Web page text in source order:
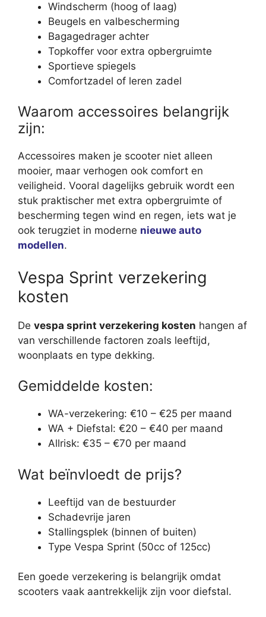
Windscherm (hoog of laag)
Beugels en valbescherming
Bagagedrager achter
Topkoffer voor extra opbergruimte
Sportieve spiegels
Comfortzadel of leren zadel
Waarom accessoires belangrijk
zijn:
Accessoires maken je scooter niet alleen
mooier, maar verhogen ook comfort en
veiligheid. Vooral dagelijks gebruik wordt een
stuk praktischer met extra opbergruimte of
bescherming tegen wind en regen, iets wat je
ook terugziet in moderne nieuwe auto
modellen.
Vespa Sprint verzekering
kosten
De vespa sprint verzekering kosten hangen af
van verschillende factoren zoals leeftijd,
woonplaats en type dekking.
Gemiddelde kosten:
WA-verzekering: €10 – €25 per maand
WA + Diefstal: €20 – €40 per maand
Allrisk: €35 – €70 per maand
Wat beïnvloedt de prijs?
Leeftijd van de bestuurder
Schadevrije jaren
Stallingsplek (binnen of buiten)
Type Vespa Sprint (50cc of 125cc)
Een goede verzekering is belangrijk omdat
scooters vaak aantrekkelijk zijn voor diefstal.